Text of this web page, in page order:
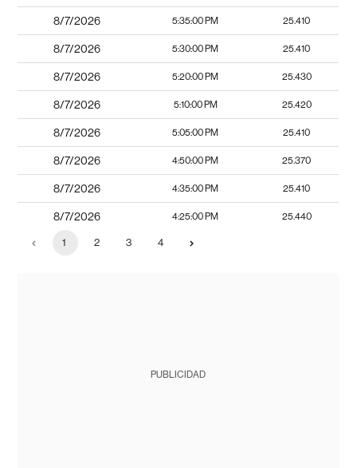
8/7/2026 5:35:00 PM 25.410
8/7/2026 5:30:00 PM 25.410
8/7/2026 5:20:00 PM 25.430
8/7/2026 5:10:00 PM 25.420
8/7/2026 5:05:00 PM 25.410
8/7/2026 4:50:00 PM 25.370
8/7/2026 4:35:00 PM 25.410
8/7/2026 4:25:00 PM 25.440
1 2 3 4
PUBLICIDAD